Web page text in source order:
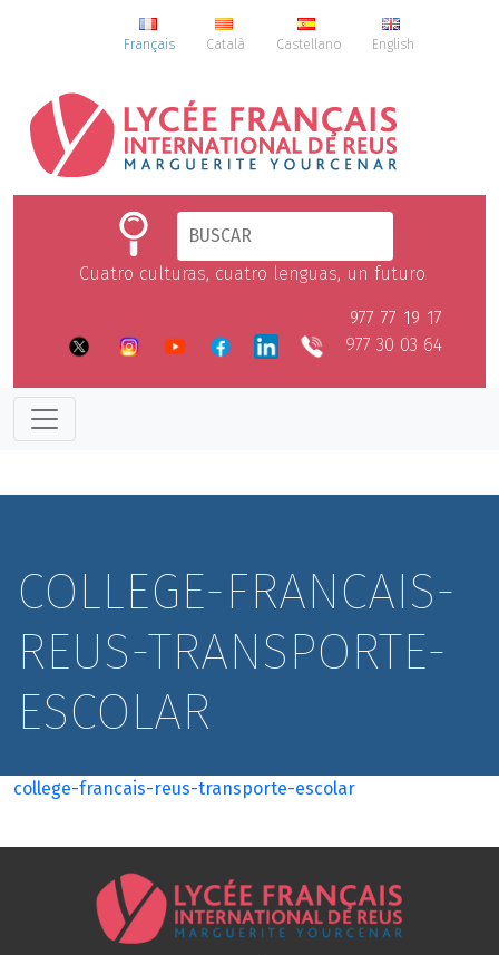
Français Català Castellano English
Cuatro culturas, cuatro lenguas, un futuro
977 77 19 17
977 30 03 64
COLLEGE-FRANCAIS-
REUS-TRANSPORTE-
ESCOLAR
college-francais-reus-transporte-escolar